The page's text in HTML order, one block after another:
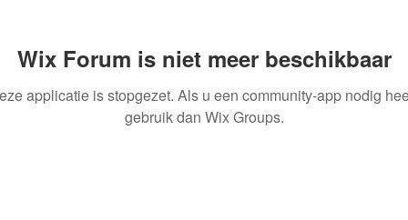
Wix Forum is niet meer beschikbaar
applicatie is stopgezet. Als u een community-app nodig
gebruik dan Wix Groups.